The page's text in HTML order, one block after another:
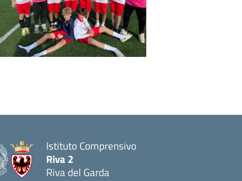
Istituto Comprensivo
Riva 2
Riva del Garda